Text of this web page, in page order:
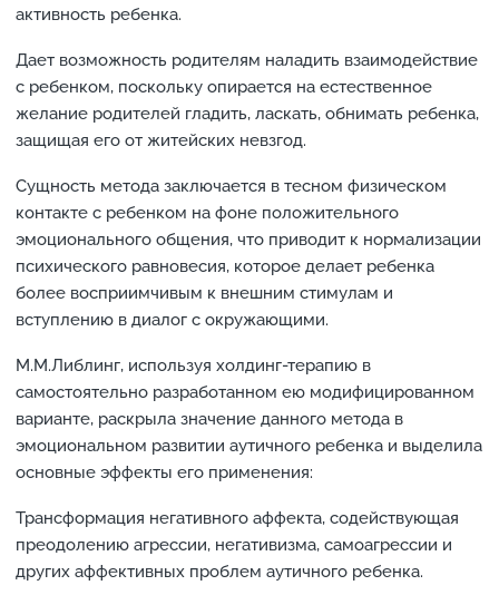
активность ребенка.
Дает возможность родителям наладить взаимодействие
с ребенком, поскольку опирается на естественное
желание родителей гладить, ласкать, обнимать ребенка,
защищая его от житейских невзгод.
Сущность метода заключается в тесном физическом
контакте с ребенком на фоне положительного
эмоционального общения, что приводит к нормализации
психического равновесия, которое делает ребенка
более восприимчивым к внешним стимулам и
вступлению в диалог с окружающими.
М.М.Либлинг, используя холдинг-терапию в
самостоятельно разработанном ею модифицированном
варианте, раскрыла значение данного метода в
эмоциональном развитии аутичного ребенка и выделила
основные эффекты его применения:
Трансформация негативного аффекта, содействующая
преодолению агрессии, негативизма, самоагрессии и
других аффективных проблем аутичного ребенка.